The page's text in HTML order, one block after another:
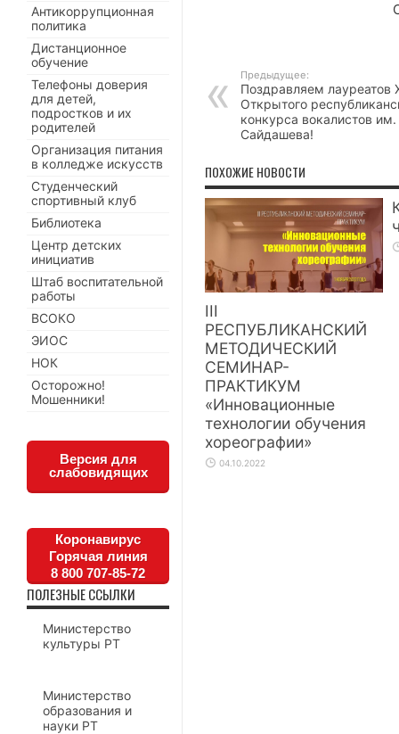
Предыдущее:
Поздравляем лауреатов
Открытого
конкурса вокалистов
Сайдашева!
ПОХОЖИЕ НОВОСТИ
III
РЕСПУБЛИКАНСКИЙ
МЕТОДИЧЕСКИЙ
СЕМИНАР-
ПРАКТИКУМ
«Инновационные
технологии обучения
хореографии»
04.10.2022
Антикоррупционная
политика
Дистанционное
обучение
Телефоны доверия
для детей,
подростков и их
родителей
Организация питания
в колледже искусств
Студенческий
спортивный клуб
Библиотека
Центр детских
инициатив
Штаб воспитательной
работы
ВСОКО
ЭИОС
НОК
Осторожно!
Мошенники!
Версия для
слабовидящих
Коронавирус
Горячая линия
8 800 707-85-72
ПОЛЕЗНЫЕ ССЫЛКИ
Министерство
культуры РТ
Министерство
образования и
науки РТ